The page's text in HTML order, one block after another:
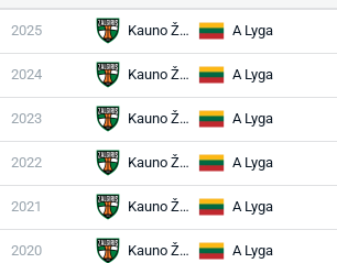
2025 Kauno Žalgiris A Lyga
2024 Kauno Žalgiris A Lyga
2023 Kauno Žalgiris A Lyga
2022 Kauno Žalgiris A Lyga
2021 Kauno Žalgiris A Lyga
2020 Kauno Žalgiris A Lyga